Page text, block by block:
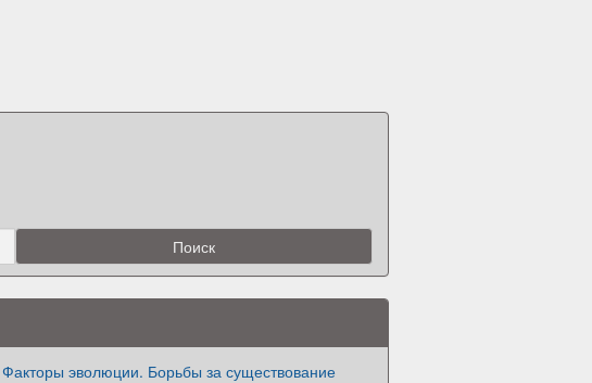
Факторы эволюции. Борьбы за существование